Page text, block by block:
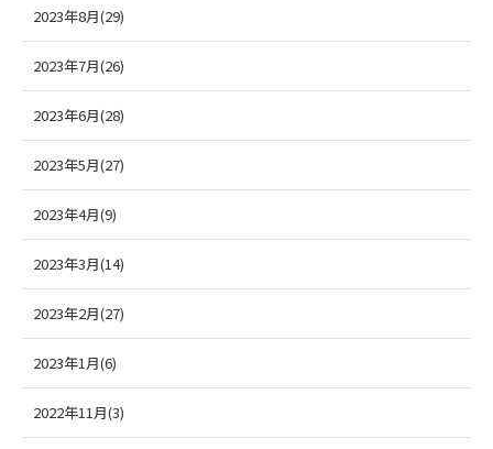
2023年8月(29)
2023年7月(26)
2023年6月(28)
2023年5月(27)
2023年4月(9)
2023年3月(14)
2023年2月(27)
2023年1月(6)
2022年11月(3)